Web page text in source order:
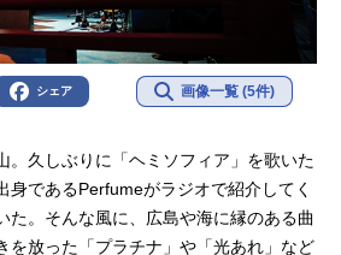
シェア 画像一覧 (5件)
久しぶりに「ヘミソフィア」を歌いた
身であるPerfumeがラジオで紹介してく
た。そんな風に、広島や海に縁のある曲
を放った「プラチナ」や「光あれ」など